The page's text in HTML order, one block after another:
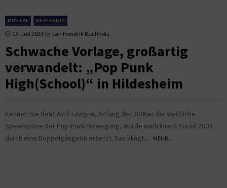
MUSICAL REZENSION
13. Juli 2023 by Jan Hendrik Buchholz
Schwache Vorlage, großartig
verwandelt: „Pop Punk
High(School)“ in Hildesheim
Kennen Sie den? Avril Lavigne, Anfang der 2000er die weibliche
Speerspitze der Pop-Punk-Bewegung, wurde nach ihrem Suizid 2003
durch eine Doppelgängerin ersetzt. Das klingt...
MEHR...